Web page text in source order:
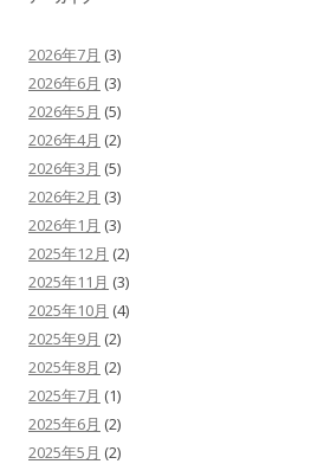
ビ
ー
シ
ョ
ン
2026年7月 (3)
2026年6月 (3)
2026年5月 (5)
2026年4月 (2)
2026年3月 (5)
2026年2月 (3)
2026年1月 (3)
2025年12月 (2)
2025年11月 (3)
2025年10月 (4)
2025年9月 (2)
2025年8月 (2)
2025年7月 (1)
2025年6月 (2)
2025年5月 (2)